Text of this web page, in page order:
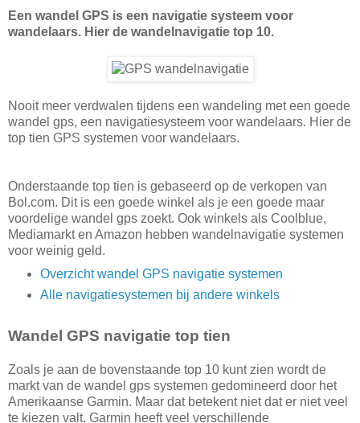
Een wandel GPS is een navigatie systeem voor
wandelaars. Hier de wandelnavigatie top 10.
Nooit meer verdwalen tijdens een wandeling met een goede
wandel gps, een navigatiesysteem voor wandelaars. Hier de
top tien GPS systemen voor wandelaars.
Onderstaande top tien is gebaseerd op de verkopen van
Bol.com. Dit is een goede winkel als je een goede maar
voordelige wandel gps zoekt. Ook winkels als Coolblue,
Mediamarkt en Amazon hebben wandelnavigatie systemen
voor weinig geld.
Overzicht wandel GPS navigatie systemen
Alle navigatiesystemen bij andere winkels
Wandel GPS navigatie top tien
Zoals je aan de bovenstaande top 10 kunt zien wordt de
markt van de wandel gps systemen gedomineerd door het
Amerikaanse Garmin. Maar dat betekent niet dat er niet veel
te kiezen valt. Garmin heeft veel verschillende